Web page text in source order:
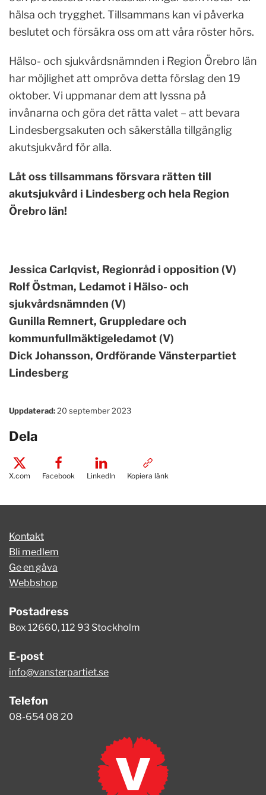
hälsa och trygghet. Tillsammans kan vi påverka
beslutet och försäkra oss om att våra röster hörs.
Hälso- och sjukvårdsnämnden i Region Örebro län
har möjlighet att ompröva detta förslag den 19
oktober. Vi uppmanar dem att lyssna på
invånarna och göra det rätta valet – att bevara
Lindesbergsakuten och säkerställa tillgänglig
akutsjukvård för alla.
Låt oss tillsammans försvara rätten till
akutsjukvård i Lindesberg och hela Region
Örebro län!
Jessica Carlqvist, Regionråd i opposition (V)
Rolf Östman, Ledamot i Hälso- och
sjukvårdsnämnden (V)
Gunilla Remnert, Gruppledare och
kommunfullmäktigeledamot (V)
Dick Johansson, Ordförande Vänsterpartiet
Lindesberg
Uppdaterad:20 september 2023
Dela
X.com Facebook LinkedIn Kopiera länk
Kontakt
Bli medlem
Ge en gåva
Webbshop
Postadress
Box 12660, 112 93 Stockholm
E-post
info@vansterpartiet.se
Telefon
08-654 08 20